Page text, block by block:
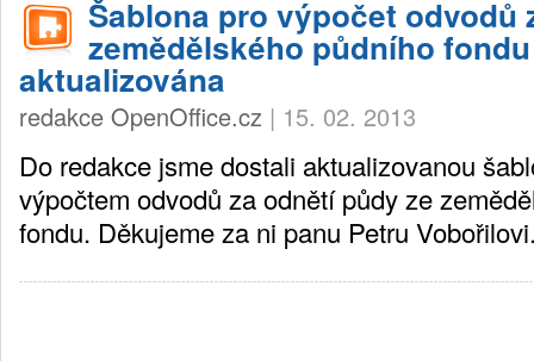
Šablona pro výpočet odvodů
zemědělského půdního
aktualizována
redakce OpenOffice.cz | 15. 02. 2013
Do redakce jsme dostali aktualizovanou
výpočtem odvodů za odnětí půdy ze
fondu. Děkujeme za ni panu Petru